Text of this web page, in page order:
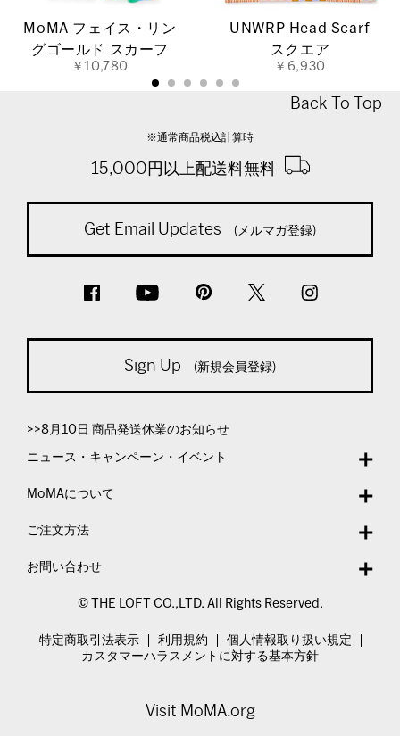
MoMA フェイス・リン
グゴールド スカーフ
￥10,780
UNWRP Head Scarf
スクエア
￥6,930
Back To Top
※通常商品税込計算時
15,000円以上配送料無料
Get Email Updates (メルマガ登録)
Sign Up (新規会員登録)
>>8月10日 商品発送休業のお知らせ
ニュース・キャンペーン・イベント
MoMAについて
ご注文方法
お問い合わせ
© THE LOFT CO.,LTD. All Rights Reserved.
特定商取引法表示 利用規約
個人情報取り扱い規定
カスタマーハラスメントに対する基本方針
Visit MoMA.org